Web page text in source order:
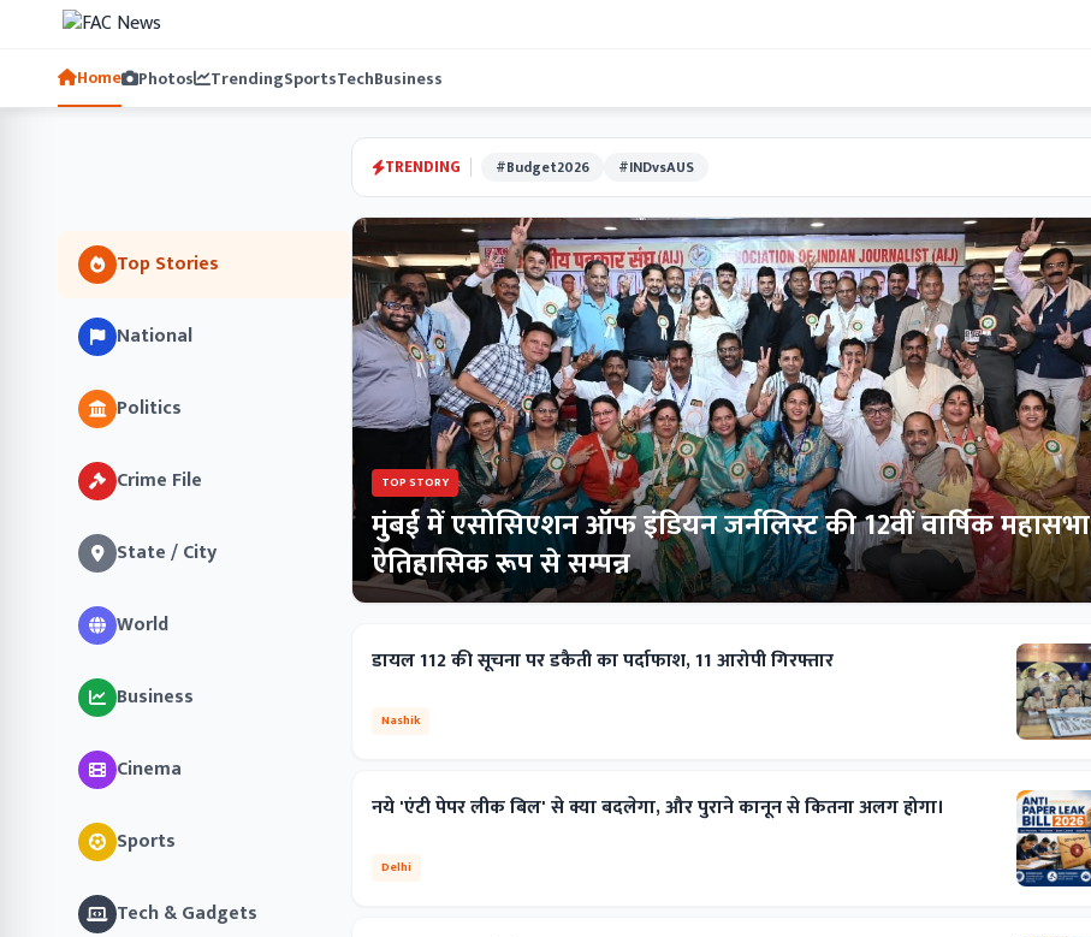
Home Photos TrendingSportsTechBusiness
Top Stories
National
Politics
Crime File
State / City
World
Business
Cinema
Sports
Tech & Gadgets
TRENDING #Budget2026 #INDvsAUS
TOP STORY
मुंबई में एसोसिएशन ऑफ इंडियन जर्नलिस्ट की 12वीं वार्षिक महासभा
ऐतिहासिक रूप से सम्पन्न
डायल 112 की सूचना पर डकैती का पर्दाफाश, 11 आरोपी गिरफ्तार
Nashik
नये 'एंटी पेपर लीक बिल' से क्या बदलेगा, और पुराने कानून से कितना अलग होगा।
Delhi